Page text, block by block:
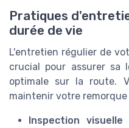
Pratiques
durée de vie
L'entretien régulier de
crucial pour assurer sa
optimale sur la route.
maintenir votre
Inspection visuelle